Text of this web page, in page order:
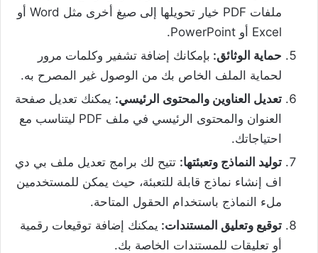
ملفات PDF خيار تحويلها إلى صيغ أخرى مثل Word أو
Excel أو PowerPoint.
حماية الوثائق: بإمكانك إضافة تشفير وكلمات مرور
لحماية الملف الخاص بك من الوصول غير المصرح به.
تعديل العناوين والمحتوى الرئيسي: يمكنك تعديل صفحة
العنوان والمحتوى الرئيسي في ملف PDF ليتناسب مع
احتياجاتك.
توليد النماذج وتعبئتها: تتيح لك برامج تعديل ملف بي دي
اف إنشاء نماذج قابلة للتعبئة، حيث يمكن للمستخدمين
ملء النماذج باستخدام الحقول المتاحة.
توقيع وتعليق المستندات: يمكنك إضافة توقيعات رقمية
أو تعليقات للمستندات الخاصة بك.